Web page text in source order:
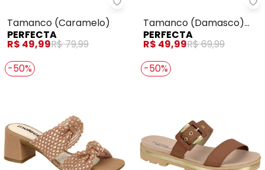
Perfecta - Tamanco
Tamanco (Caramelo)
PERFECTA
R$ 49,99R$ 79,99
Tamanco (Damasco)
com Palmilha Confort
PERFECTA
R$ 49,99R$ 69,99
-50%
-50%